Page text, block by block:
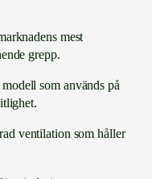
mest
grepp.
som används på
ventilation som håller